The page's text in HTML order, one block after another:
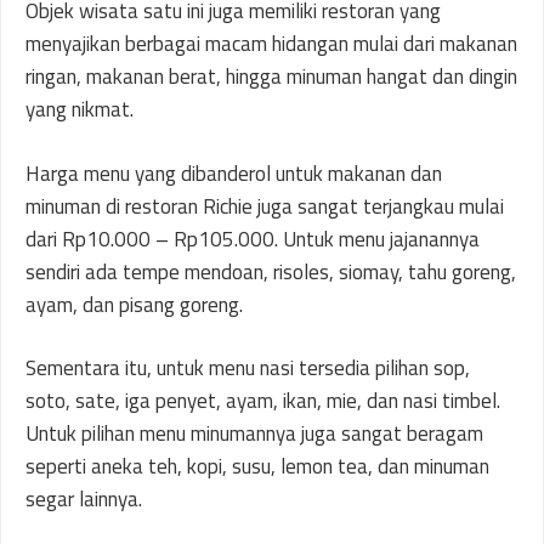
Objek wisata satu ini juga memiliki restoran yang
menyajikan berbagai macam hidangan mulai dari makanan
ringan, makanan berat, hingga minuman hangat dan dingin
yang nikmat.
Harga menu yang dibanderol untuk makanan dan
minuman di restoran Richie juga sangat terjangkau mulai
dari Rp10.000 – Rp105.000. Untuk menu jajanannya
sendiri ada tempe mendoan, risoles, siomay, tahu goreng,
ayam, dan pisang goreng.
Sementara itu, untuk menu nasi tersedia pilihan sop,
soto, sate, iga penyet, ayam, ikan, mie, dan nasi timbel.
Untuk pilihan menu minumannya juga sangat beragam
seperti aneka teh, kopi, susu, lemon tea, dan minuman
segar lainnya.